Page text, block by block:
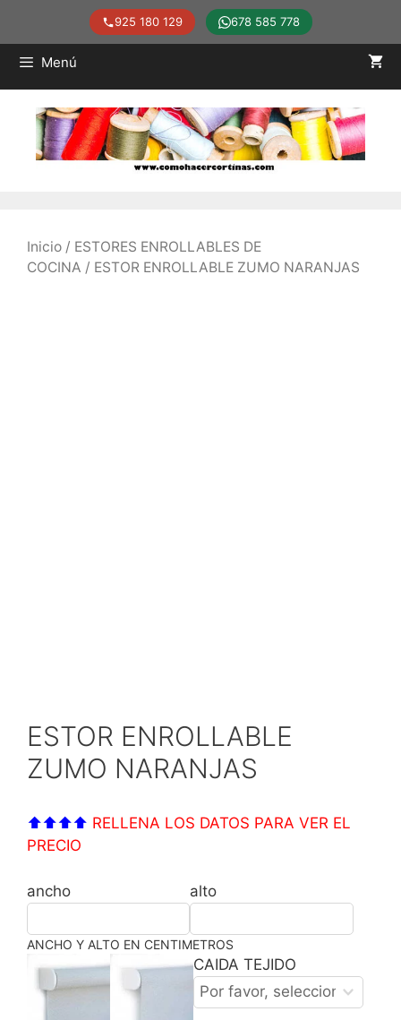
Saltar
contenido
925 180 129 678 585 778
Menú
Inicio / ESTORES ENROLLABLES DE
COCINA / ESTOR ENROLLABLE ZUMO NARANJAS
ESTOR ENROLLABLE
ZUMO NARANJAS
⬆⬆⬆⬆ RELLENA LOS DATOS PARA VER EL
PRECIO
ancho alto
ANCHO Y ALTO EN CENTIMETROS
CAIDA TEJIDO